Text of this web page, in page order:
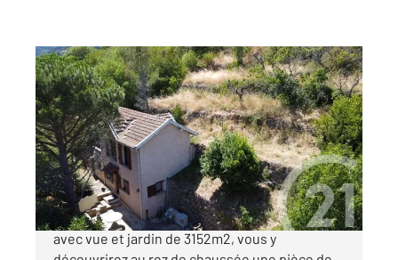
SATILLIEU 07
40 m2, 3 pièces
Ref : 5104
Maison à vendre
75 000 €
A Satillieu, dans un écrin de verdure, maison
avec vue et jardin de 3152m2, vous y